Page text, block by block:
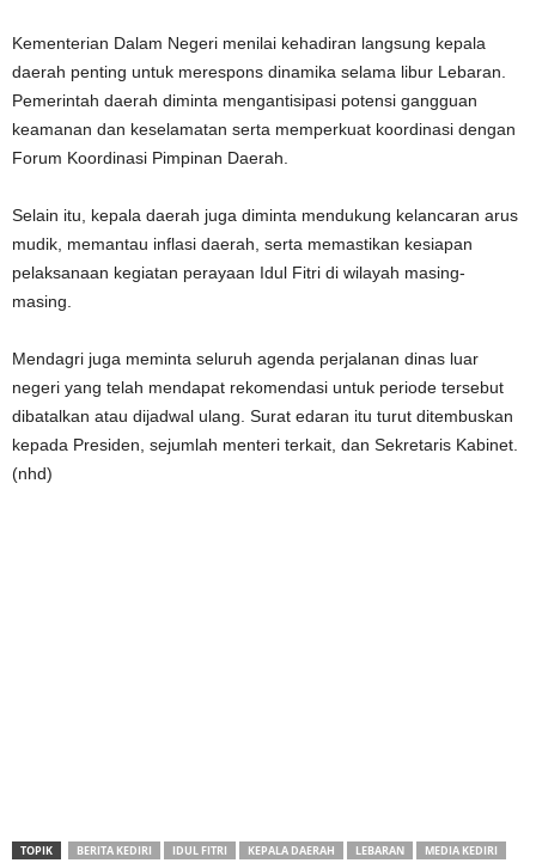
Kementerian Dalam Negeri menilai kehadiran langsung kepala
daerah penting untuk merespons dinamika selama libur Lebaran.
Pemerintah daerah diminta mengantisipasi potensi gangguan
keamanan dan keselamatan serta memperkuat koordinasi dengan
Forum Koordinasi Pimpinan Daerah.
Selain itu, kepala daerah juga diminta mendukung kelancaran arus
mudik, memantau inflasi daerah, serta memastikan kesiapan
pelaksanaan kegiatan perayaan Idul Fitri di wilayah masing-
masing.
Mendagri juga meminta seluruh agenda perjalanan dinas luar
negeri yang telah mendapat rekomendasi untuk periode tersebut
dibatalkan atau dijadwal ulang. Surat edaran itu turut ditembuskan
kepada Presiden, sejumlah menteri terkait, dan Sekretaris Kabinet.
(nhd)
TOPIK BERITA KEDIRI IDUL FITRI KEPALA DAERAH LEBARAN MEDIA KEDIRI